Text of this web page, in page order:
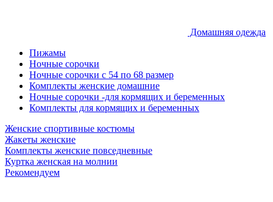
Домашняя одежда
Пижамы
Ночные сорочки
Ночные сорочки с 54 по 68 размер
Комплекты женские домашние
Ночные сорочки -для кормящих и беременных
Комплекты для кормящих и беременных
Женские спортивные костюмы
Жакеты женские
Комплекты женские повседневные
Куртка женская на молнии
Рекомендуем